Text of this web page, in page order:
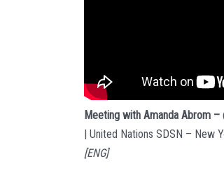
Meeting with Amanda Abrom –
| United Nations SDSN – New
[ENG]